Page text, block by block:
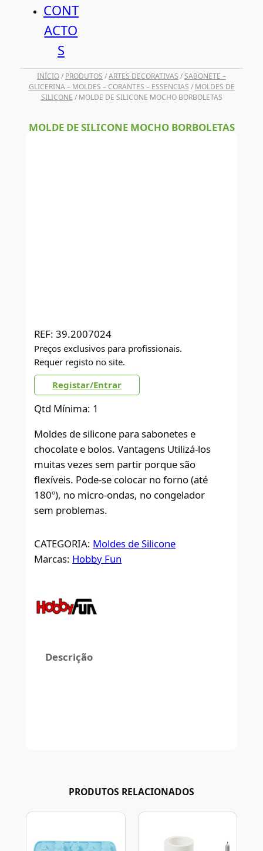
CONT
ACTO
S
INÍCIO/ PRODUTOS /ARTES DECORATIVAS /SABONETE –
GLICERINA – MOLDES – CORANTES – ESSENCIAS / MOLDES DE
SILICONE / MOLDE DE SILICONE MOCHO BORBOLETAS
MOLDE DE SILICONE MOCHO BORBOLETAS
REF: 39.2007024
Preços exclusivos para profissionais.
Requer registo no site.
Registar/Entrar
Qtd Mínima: 1
Moldes de silicone para sabonetes e
chocolate e bolos. Vantagens Utilizá-los
muitas vezes sem partir porque são
flexíveis. Pode-se colocar no forno (até
180º), no micro-ondas, no congelador
sem problemas.
CATEGORIA: Moldes de Silicone
Marcas: Hobby Fun
Descrição
PRODUTOS RELACIONADOS